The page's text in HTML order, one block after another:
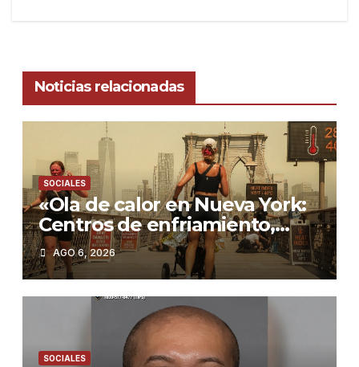
Noticias relacionadas
SOCIALES
«Ola de calor en Nueva York:
Centros de enfriamiento,
tormentas severas y cómo
protegerse»
AGO 6, 2026
SOCIALES